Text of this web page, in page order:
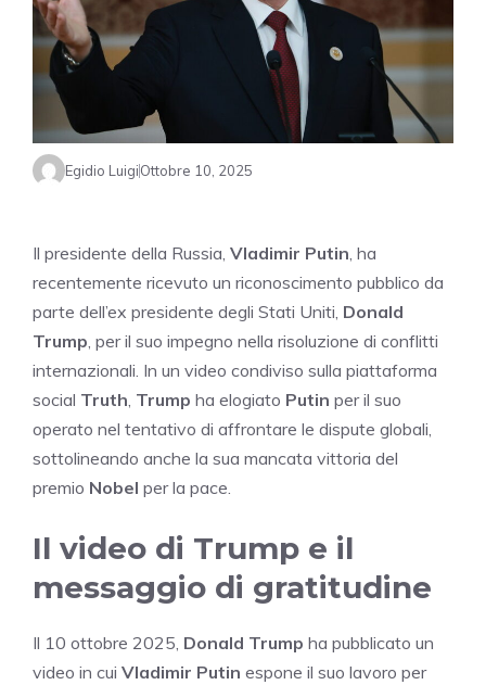
Egidio LuigiOttobre 10, 2025
Il presidente della Russia, Vladimir Putin, ha
recentemente ricevuto un riconoscimento pubblico da
parte dell’ex presidente degli Stati Uniti, Donald
Trump, per il suo impegno nella risoluzione di conflitti
internazionali. In un video condiviso sulla piattaforma
social Truth, Trump ha elogiato Putin per il suo
operato nel tentativo di affrontare le dispute globali,
sottolineando anche la sua mancata vittoria del
premio Nobel per la pace.
Il video di Trump e il
messaggio di gratitudine
Il 10 ottobre 2025, Donald Trump ha pubblicato un
video in cui Vladimir Putin espone il suo lavoro per